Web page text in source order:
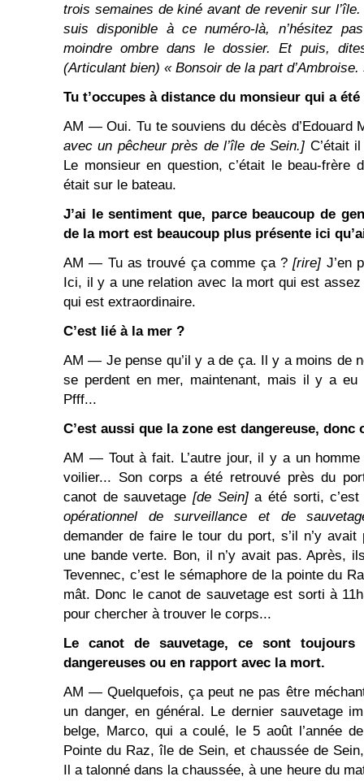
trois semaines de kiné avant de revenir sur
suis disponible à ce numéro-là, n’hésitez
moindre ombre dans le dossier. Et puis,
(Articulant bien) « Bonsoir de la part
Tu t’occupes à distance du monsieur qui a été
AM ― Oui. Tu te souviens du décès d’Edouard
avec un pêcheur près de l’île de Sein.] C’était
Le monsieur en question, c’était le beau-frère
était sur le bateau.
J’ai le sentiment que, parce beaucoup de
de la mort est beaucoup plus présente ici
AM ― Tu as trouvé ça comme ça ?[rire] J’en
Ici, il y a une relation avec la mort qui est
qui est extraordinaire.
C’est lié à la mer ?
AM ― Je pense qu’il y a de ça. Il y a moins de
se perdent en mer, maintenant, mais il y a eu
Pfff...
C’est aussi que la zone est dangereuse,
AM ― Tout à fait. L’autre jour, il y a un homme
voilier... Son corps a été retrouvé près du
canot de sauvetage [de Sein]a été sorti,
opérationnel de surveillance et de
demander de faire le tour du port, s’il n’y
une bande verte. Bon, il n’y avait pas. Après,
Tevennec, c’est le sémaphore de la pointe du
mât. Donc le canot de sauvetage est sorti à
pour chercher à trouver le corps...
Le canot de sauvetage, ce sont
dangereuses ou en rapport avec la mort.
AM ― Quelquefois, ça peut ne pas être
un danger, en général. Le dernier sauvetage
belge, Marco, qui a coulé, le 5 août l’année
Pointe du Raz, île de Sein, et chaussée de
Il a talonné dans la chaussée, à une heure du